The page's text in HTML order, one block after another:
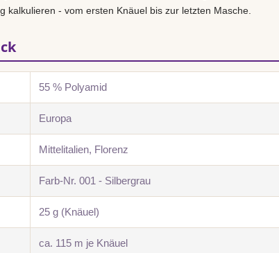
kalkulieren - vom ersten Knäuel bis zur letzten Masche.
55 % Polyamid
Europa
Mittelitalien, Florenz
Farb-Nr. 001 - Silbergrau
25 g (Knäuel)
ca. 115 m je Knäuel